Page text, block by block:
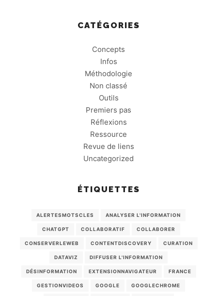
CATÉGORIES
Concepts
Infos
Méthodologie
Non classé
Outils
Premiers pas
Réflexions
Ressource
Revue de liens
Uncategorized
ÉTIQUETTES
ALERTESMOTSCLES ANALYSER L'INFORMATION
CHATGPT COLLABORATIF COLLABORER
CONSERVERLEWEB CONTENTDISCOVERY CURATION
DATAVIZ DIFFUSER L'INFORMATION
DÉSINFORMATION EXTENSIONNAVIGATEUR FRANCE
GESTIONVIDEOS GOOGLE GOOGLECHROME